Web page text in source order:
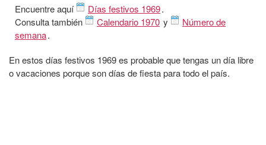
Encuentre aquí
Días festivos 1969.
Consulta también
Calendario 1970 y
Número de
semana.
En estos días festivos 1969 es probable que tengas un día libre
o vacaciones porque son días de fiesta para todo el país.